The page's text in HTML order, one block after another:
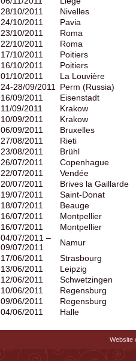
28/10/2011
Nivelles
24/10/2011
Pavia
23/10/2011
Roma
22/10/2011
Roma
17/10/2011
Poitiers
16/10/2011
Poitiers
01/10/2011
La Louvière
24-28/09/2011
Perm (Russia)
16/09/2011
Eisenstadt
11/09/2011
Krakow
10/09/2011
Krakow
06/09/2011
Bruxelles
27/08/2011
Rieti
23/08/2011
Brühl
26/07/2011
Copenhague
22/07/2011
Vendée
20/07/2011
Brives la Gaillarde
19/07/2011
Saint-Donat
18/07/2011
Beauge
16/07/2011
Montpellier
16/07/2011
Montpellier
04/07/2011 –
09/07/2011
Namur
17/06/2011
Strasbourg
13/06/2011
Leipzig
12/06/2011
Schwetzingen
10/06/2011
Regensburg
09/06/2011
Regensburg
04/06/2011
Halle
Website